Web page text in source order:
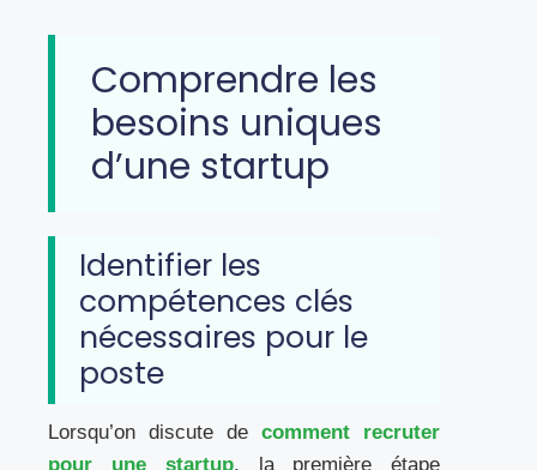
Comprendre les
besoins uniques
d’une startup
Identifier les
compétences clés
nécessaires pour le
poste
Lorsqu’on discute decomment recruter
pour une startup, la première étape